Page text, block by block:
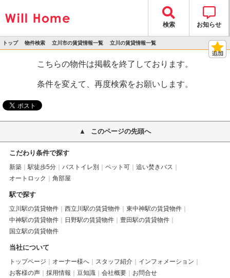
検索 お知らせ
トップ 物件検索 立川市の賃貸情報一覧 立川の賃貸情報一覧
こちらの物件は掲載を終了しております。
条件を変えて、再度検索をお願いします。
このページの先頭へ
こだわり条件で探す
新築 駅徒歩5分 バストイレ別 ペット可
追い焚きバス
オートロック
角部屋
駅で探す
立川駅の賃貸物件 西立川駅の賃貸物件
東中神駅の賃貸物件
中神駅の賃貸物件
日野駅の賃貸物件
豊田駅の賃貸物件
国立駅の賃貸物件
当社について
トップページ オーナー様へ スタッフ紹介
インフォメーション
お客様の声
採用情報 豆知識 会社概要 お問合せ